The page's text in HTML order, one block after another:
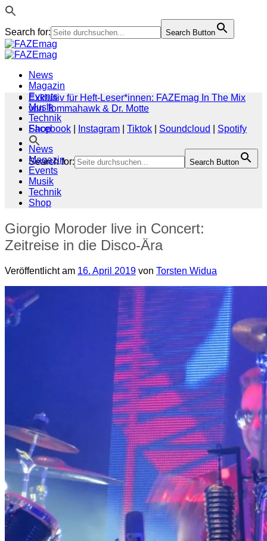
Search for: Search Button
Zum
Inhalt
News
Magazin
Events
Musik
Technik
Shop
Search for: Search Button
Exklusiv für Heft-Leser*innen: FAZEmag In The Mix
von Tommahawk & Dr. Motte
Facebook
Instagram Tiktok Soundcloud
Spotify
News
Magazin
Events
Musik
Technik
Shop
Giorgio Moroder live in Concert:
Zeitreise in die Disco-Ära
Veröffentlicht am 16. April 2019 von Torsten Widua